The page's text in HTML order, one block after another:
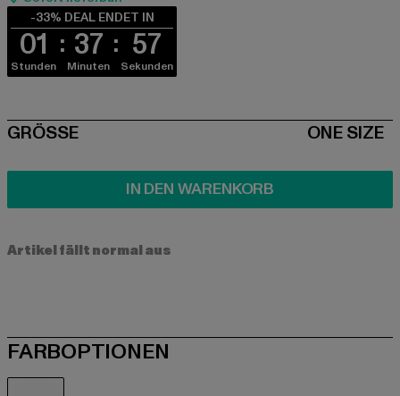
-33% DEAL ENDET IN
01
Stunden
37
Minuten
57
Sekunden
SIZE
GRÖSSE ONE SIZE
IN DEN WARENKORB
Artikel fällt normal aus
FARBOPTIONEN